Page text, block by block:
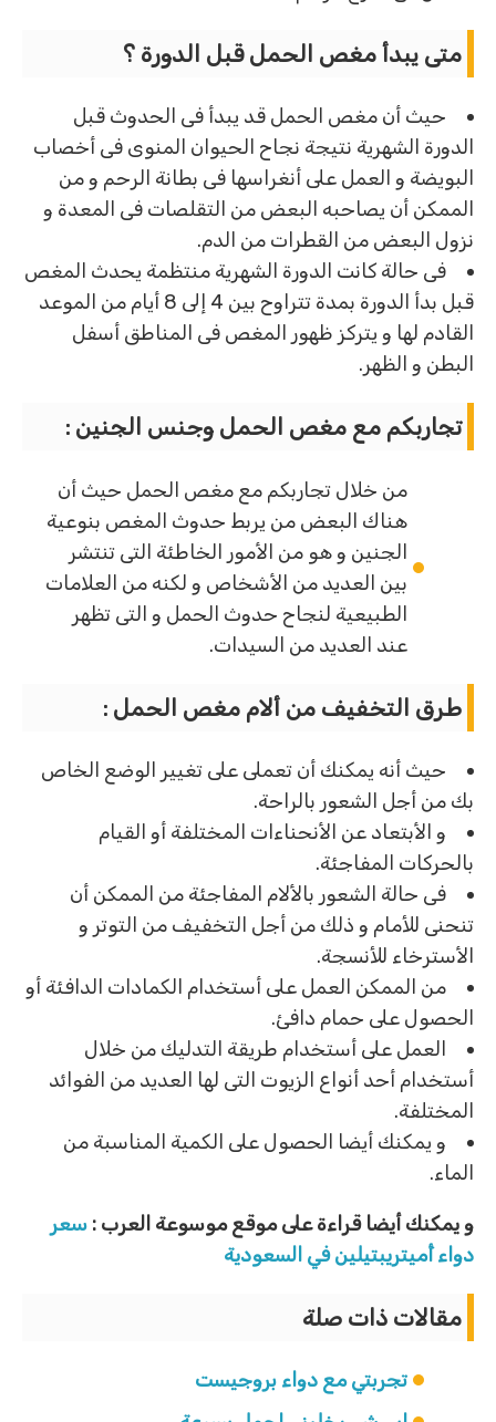
متى يبدأ مغص الحمل قبل الدورة ؟
حيث أن مغص الحمل قد يبدأ فى الحدوث قبل
الدورة الشهرية نتيجة نجاح الحيوان المنوى فى أخصاب
البويضة و العمل على أنغراسها فى بطانة الرحم و من
الممكن أن يصاحبه البعض من التقلصات فى المعدة و
نزول البعض من القطرات من الدم.
فى حالة كانت الدورة الشهرية منتظمة يحدث المغص
قبل بدأ الدورة بمدة تتراوح بين 4 إلى 8 أيام من الموعد
القادم لها و يتركز ظهور المغص فى المناطق أسفل
البطن و الظهر.
تجاربكم مع مغص الحمل وجنس الجنين :
من خلال تجاربكم مع مغص الحمل حيث أن
هناك البعض من يربط حدوث المغص بنوعية
الجنين و هو من الأمور الخاطئة التى تنتشر
بين العديد من الأشخاص و لكنه من العلامات
الطبيعية لنجاح حدوث الحمل و التى تظهر
عند العديد من السيدات.
طرق التخفيف من ألام مغص الحمل :
حيث أنه يمكنك أن تعملى على تغيير الوضع الخاص
بك من أجل الشعور بالراحة.
و الأبتعاد عن الأنحناءات المختلفة أو القيام
بالحركات المفاجئة.
فى حالة الشعور بالألام المفاجئة من الممكن أن
تنحنى للأمام و ذلك من أجل التخفيف من التوتر و
الأسترخاء للأنسجة.
من الممكن العمل على أستخدام الكمادات الدافئة أو
الحصول على حمام دافئ.
العمل على أستخدام طريقة التدليك من خلال
أستخدام أحد أنواع الزيوت التى لها العديد من الفوائد
المختلفة.
و يمكنك أيضا الحصول على الكمية المناسبة من
الماء.
و يمكنك أيضا قراءة على موقع موسوعة العرب : سعر
دواء أَميتريبتيلين في السعودية
مقالات ذات صلة
تجربتي مع دواء بروجيست